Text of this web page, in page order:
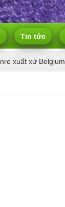
Tin tức
xuất xứ Belgium